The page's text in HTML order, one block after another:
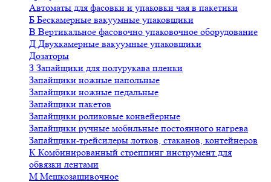
Автоматы для фасовки и упаковки чая в пакетики
Б Бескамерные вакуумные упаковщики
В Вертикальное фасовочно упаковочное оборудование
Д Двухкамерные вакуумные упаковщики
Дозаторы
З Запайщики для полурукава пленки
Запайщики ножные напольные
Запайщики ножные педальные
Запайщики пакетов
Запайщики роликовые конвейерные
Запайщики ручные мобильные постоянного нагрева
Запайщики-трейсилеры лотков, стаканов, контейнеров
К Комбинированный стреппинг инструмент для
обвязки лентами
М Мешкозашивочное